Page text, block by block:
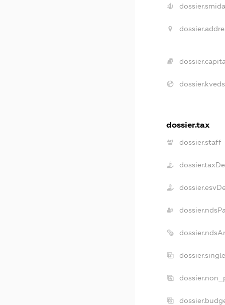
dossier.tax
dossier.staff